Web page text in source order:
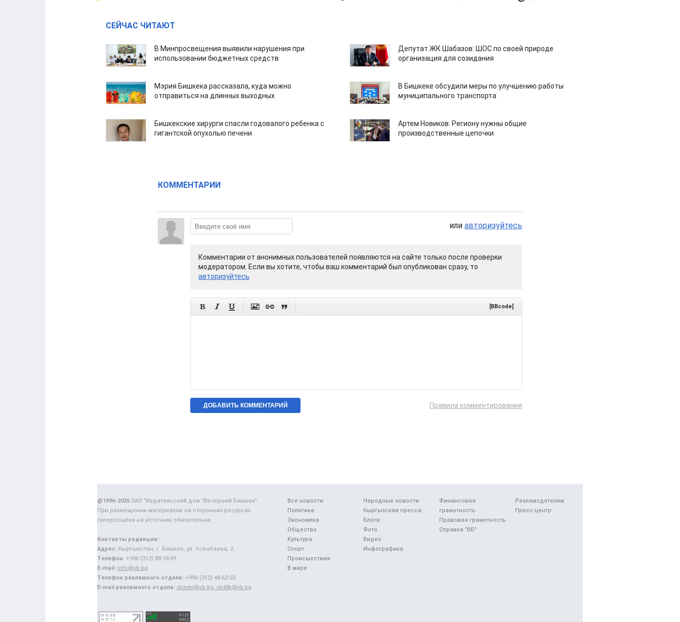
СЕЙЧАС ЧИТАЮТ
В Минпросвещения выявили нарушения при
использовании бюджетных средств
Депутат ЖК Шабазов: ШОС по своей природе
организация для созидания
Мэрия Бишкека рассказала, куда можно
отправиться на длинных выходных
В Бишкеке обсудили меры по улучшению работы
муниципального транспорта
Бишкекские хирурги спасли годовалого ребенка с
гигантской опухолью печени
Артем Новиков: Региону нужны общие
производственные цепочки
КОММЕНТАРИИ
или авторизуйтесь
Комментарии от анонимных пользователей появляются на сайте только после проверки
модератором. Если вы хотите, чтобы ваш комментарий был опубликован сразу, то
авторизуйтесь
      [BBcode]
Правила комментирования
Все новости
Политика
Экономика
Общество
Культура
Спорт
Происшествия
В мире
Народные новости
Кыргызская пресса
Блоги
Фото
Видео
Инфографика
Финансовая
грамотность
Правовая грамотность
Справка "ВБ"
Рекламодателям
Пресс-центр
@1996-2026ЗАО "Издательский дом "Вечерний Бишкек"
При размещении материалов на сторонних ресурсах
гиперссылка на источник обязательна.
Контакты редакции:
Адрес: Кыргызстан, г. Бишкек, ул. Усенбаева, 2.
Телефон: +996 (312) 88-18-09.
E-mail: info@vb.kg
Телефон рекламного отдела: +996 (312) 48-62-03.
E-mail рекламного отдела: vbavto@vb.kg, vb48k@vb.kg